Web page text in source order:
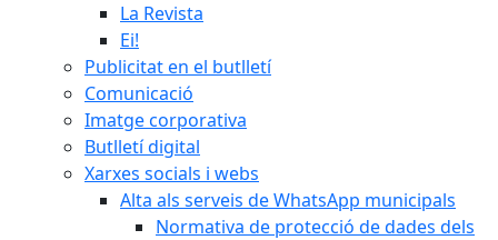
La Revista
Ei!
Publicitat en el butlletí
Comunicació
Imatge corporativa
Butlletí digital
Xarxes socials i webs
Alta als serveis de WhatsApp municipals
Normativa de protecció de dades dels